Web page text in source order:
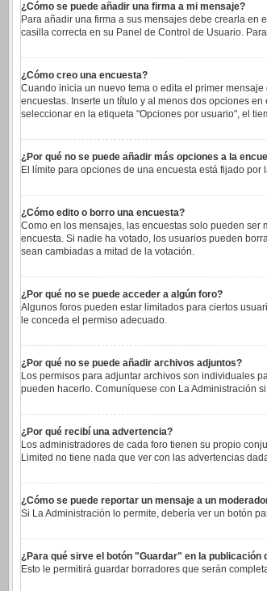
¿Cómo se puede añadir una firma a mi mensaje?
Para añadir una firma a sus mensajes debe crearla
casilla correcta en su Panel de Control de Usuario.
¿Cómo creo una encuesta?
Cuando inicia un nuevo tema o edita el primer
encuestas. Inserte un título y al menos dos opciones
seleccionar en la etiqueta "Opciones por usuario", el
¿Por qué no se puede añadir más opciones a la
El límite para opciones de una encuesta está fijado
¿Cómo edito o borro una encuesta?
Como en los mensajes, las encuestas solo pueden
encuesta. Si nadie ha votado, los usuarios pueden
sean cambiadas a mitad de la votación.
¿Por qué no se puede acceder a algún foro?
Algunos foros pueden estar limitados para ciertos
le conceda el permiso adecuado.
¿Por qué no se puede añadir archivos adjuntos?
Los permisos para adjuntar archivos son individuales
pueden hacerlo. Comuníquese con La Administración
¿Por qué recibí una advertencia?
Los administradores de cada foro tienen su propio
Limited no tiene nada que ver con las advertencias
¿Cómo se puede reportar un mensaje a un
Si La Administración lo permite, debería ver un botón
¿Para qué sirve el botón "Guardar" en la publicación
Esto le permitirá guardar borradores que serán